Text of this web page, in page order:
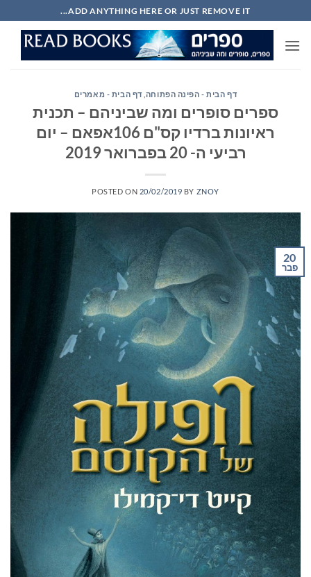
to
content
ADD ANYTHING HERE OR JUST REMOVE IT...
דף הבית - הפינה הפתוחה דף הבית - מאמרים
ספרים סופרים ומה שביניהם – תכנית
ראיונות ברדיו קס"ם 106אפאם – יום
רביעי ה- 20 בפברואר 2019
POSTED ON 20/02/2019 BY ZNOY
20
פבר